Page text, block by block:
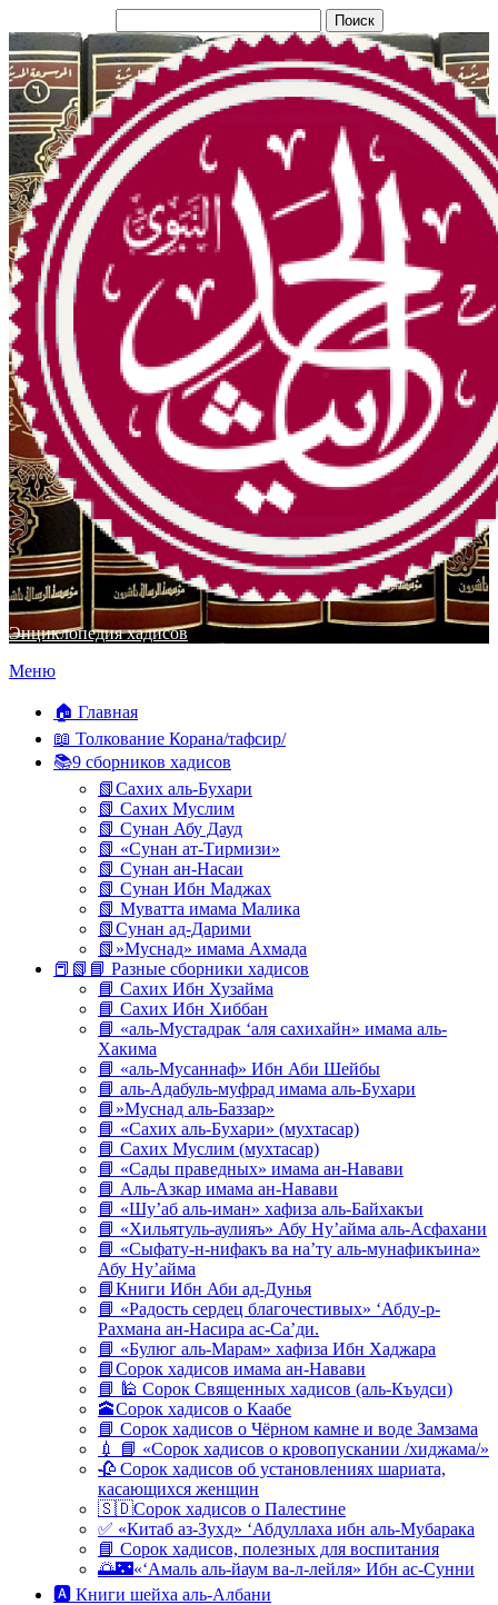
Энциклопедия хадисов
Перейти
содержимому
Меню
🏠 Главная
📖 Толкование Корана/тафсир/
📚9 сборников хадисов
📗Сахих аль-Бухари
📗 Сахих Муслим
📗 Сунан Абу Дауд
📗 «Сунан ат-Тирмизи»
📗 Сунан ан-Насаи
📗 Сунан Ибн Маджах
📗 Муватта имама Малика
📗Сунан ад-Дарими
📗»Муснад» имама Ахмада
📕📗📘 Разные сборники хадисов
📘 Сахих Ибн Хузайма
📘 Сахих Ибн Хиббан
📘 «аль-Мустадрак ‘аля сахихайн» имама аль-
Хакима
📘 «аль-Мусаннаф» Ибн Аби Шейбы
📘 аль-Адабуль-муфрад имама аль-Бухари
📘»Муснад аль-Баззар»
📘 «Сахих аль-Бухари» (мухтасар)
📘 Сахих Муслим (мухтасар)
📘 «Сады праведных» имама ан-Навави
📘 Аль-Азкар имама ан-Навави
📘 «Шу’аб аль-иман» хафиза аль-Байхакъи
📘 «Хильятуль-аулияъ» Абу Ну’айма аль-Асфахани
📘 «Сыфату-н-нифакъ ва на’ту аль-мунафикъина»
Абу Ну’айма
📘Книги Ибн Аби ад-Дунья
📘 «Радость сердец благочестивых» ‘Абду-р-
Рахмана ан-Насира ас-Са’ди.
📘 «Булюг аль-Марам» хафиза Ибн Хаджара
📘Сорок хадисов имама ан-Навави
📘 🕌 Сорок Священных хадисов (аль-Къудси)
🕋Сорок хадисов о Каабе
📘 Сорок хадисов о Чёрном камне и воде Замзама
💉 📘 «Сорок хадисов о кровопускании /хиджама/»
🥀 Сорок хадисов об установлениях шариата,
касающихся женщин
🇸🇩Сорок хадисов о Палестине
✅ «Китаб аз-Зухд» ‘Абдуллаха ибн аль-Мубарака
📘 Сорок хадисов, полезных для воспитания
🌅🌃«‘Амаль аль-йаум ва-л-лейля» Ибн ас-Сунни
🅰 Книги шейха аль-Албани